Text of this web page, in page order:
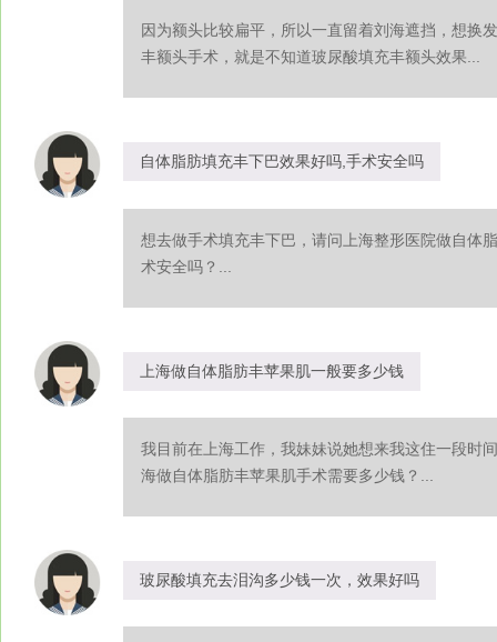
因为额头比较扁平，所以一直留着刘海遮挡，想换
丰额头手术，就是不知道玻尿酸填充丰额头效果...
自体脂肪填充丰下巴效果好吗,手术安全吗
想去做手术填充丰下巴，请问上海整形医院做自体
术安全吗？...
上海做自体脂肪丰苹果肌一般要多少钱
我目前在上海工作，我妹妹说她想来我这住一段时
海做自体脂肪丰苹果肌手术需要多少钱？...
玻尿酸填充去泪沟多少钱一次，效果好吗